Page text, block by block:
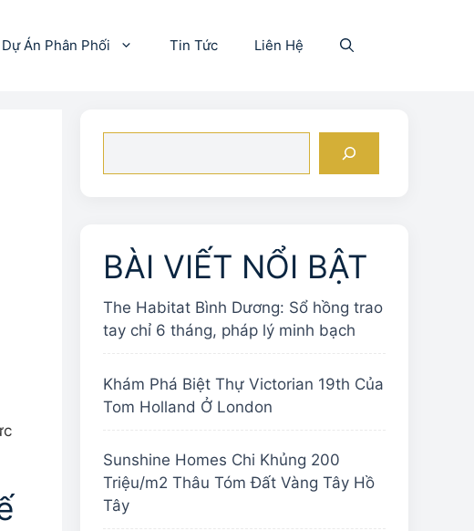
Dự Án Phân Phối Tin Tức Liên Hệ
BÀI VIẾT NỔI BẬT
The Habitat Bình Dương: Sổ hồng trao
tay chỉ 6 tháng, pháp lý minh bạch
Khám Phá Biệt Thự Victorian 19th Của
Tom Holland Ở London
Sunshine Homes Chi Khủng 200
Triệu/m2 Thâu Tóm Đất Vàng Tây Hồ
Tây